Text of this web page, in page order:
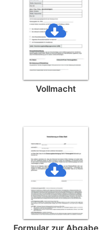
Vollmacht
Formular zur Abgabe